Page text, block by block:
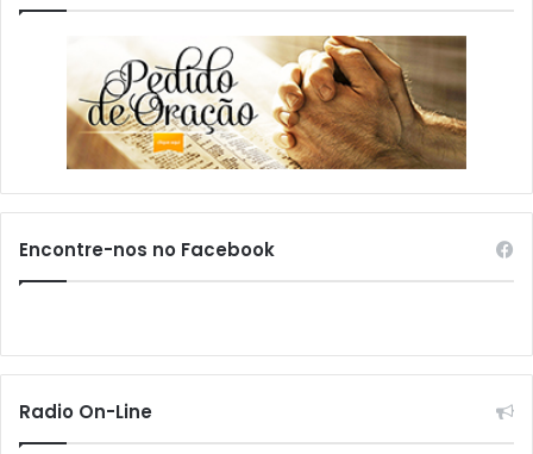
Encontre-nos no Facebook
Radio On-Line